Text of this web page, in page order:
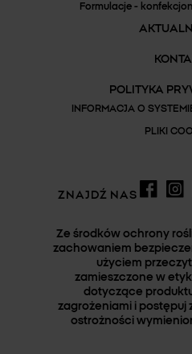
Formulacje -
POLITYKA
INFORMACJA O
PLIKI
ZNAJDŹ NAS
Ze środków ochrony
zachowaniem
użyciem
zamieszczone w
dotyczące
zagrożeniami i postępuj
ostrożności